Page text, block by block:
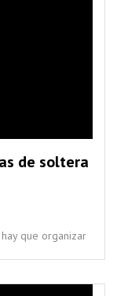
de soltera
que organizar